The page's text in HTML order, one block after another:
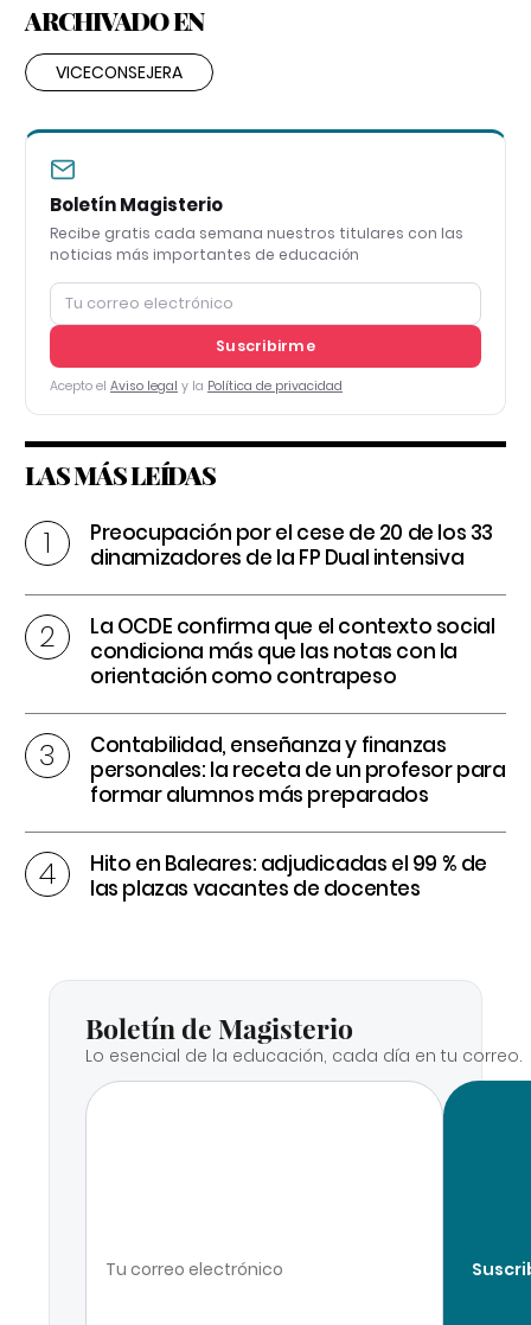
ARCHIVADO EN
VICECONSEJERA
Boletín Magisterio
Recibe gratis cada semana nuestros titulares con las
noticias más importantes de educación
Suscribirme
Acepto el Aviso legal y la Política de privacidad
LAS MÁS LEÍDAS
Preocupación por el cese de 20 de los 33
dinamizadores de la FP Dual intensiva
La OCDE confirma que el contexto social
condiciona más que las notas con la
orientación como contrapeso
Contabilidad, enseñanza y finanzas
personales: la receta de un profesor para
formar alumnos más preparados
Hito en Baleares: adjudicadas el 99 % de
las plazas vacantes de docentes
Boletín de Magisterio
Lo esencial de la educación, cada día en tu correo.